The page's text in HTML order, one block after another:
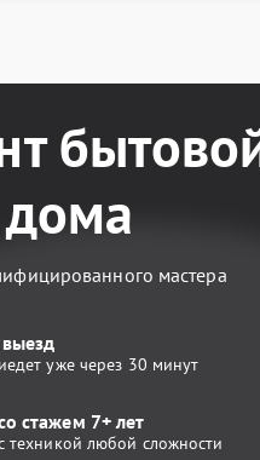
мастера
уже через 30 минут
стажем 7+ лет
техникой любой сложности